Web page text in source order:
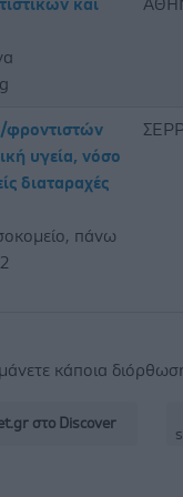
και
φροντιστών
υγεία, νόσο
διαταραχές
πάνω
κάποια
στο Discover